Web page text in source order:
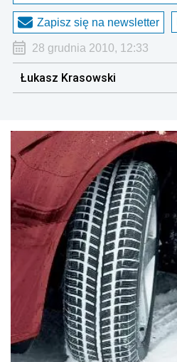
Zapisz się na newsletter
28 grudnia 2010, 12:33
Łukasz Krasowski